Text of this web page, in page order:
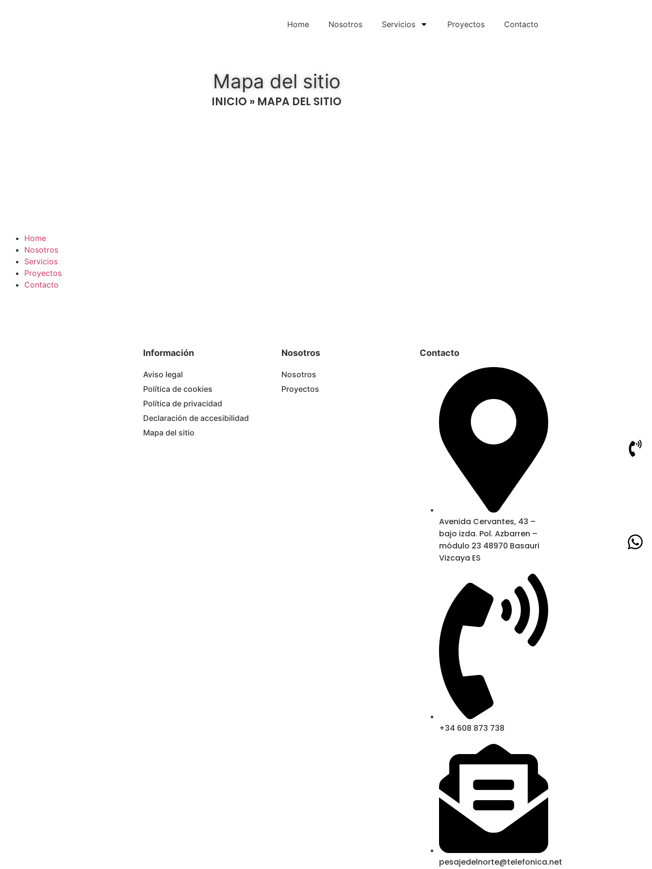
Home Nosotros Servicios Proyectos Contacto
Mapa del sitio
INICIO » MAPA DEL SITIO
Home
Nosotros
Servicios
Proyectos
Contacto
Información
Aviso legal
Política de cookies
Política de privacidad
Declaración de accesibilidad
Mapa del sitio
Nosotros
Nosotros
Proyectos
Contacto
Avenida Cervantes, 43 –
bajo izda. Pol. Azbarren –
módulo 23 48970 Basauri
Vizcaya ES
+34 608 873 738
pesajedelnorte@telefonica.net